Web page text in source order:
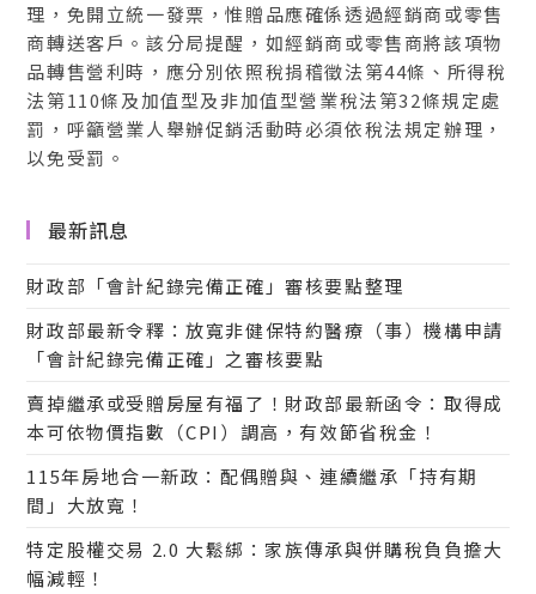
理，免開立統一發票，惟贈品應確係透過經銷商或零售
商轉送客戶。該分局提醒，如經銷商或零售商將該項物
品轉售營利時，應分別依照稅捐稽徵法第44條、所得稅
法第110條及加值型及非加值型營業稅法第32條規定處
罰，呼籲營業人舉辦促銷活動時必須依稅法規定辦理，
以免受罰。
最新訊息
財政部「會計紀錄完備正確」審核要點整理
財政部最新令釋：放寬非健保特約醫療（事）機構申請
「會計紀錄完備正確」之審核要點
賣掉繼承或受贈房屋有福了！財政部最新函令：取得成
本可依物價指數（CPI）調高，有效節省稅金！
115年房地合一新政：配偶贈與、連續繼承「持有期
間」大放寬！
特定股權交易 2.0 大鬆綁：家族傳承與併購稅負負擔大
幅減輕！